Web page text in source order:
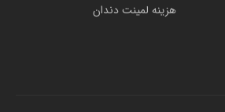
هزینه لمینت دندان